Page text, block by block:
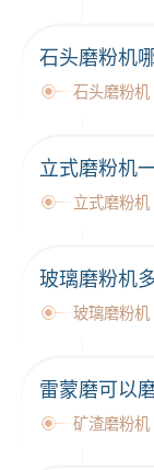
石头磨粉机
石头磨粉机
立式磨粉机
立式磨粉机
玻璃磨粉机
玻璃磨粉机
雷蒙磨可以
矿渣磨粉机